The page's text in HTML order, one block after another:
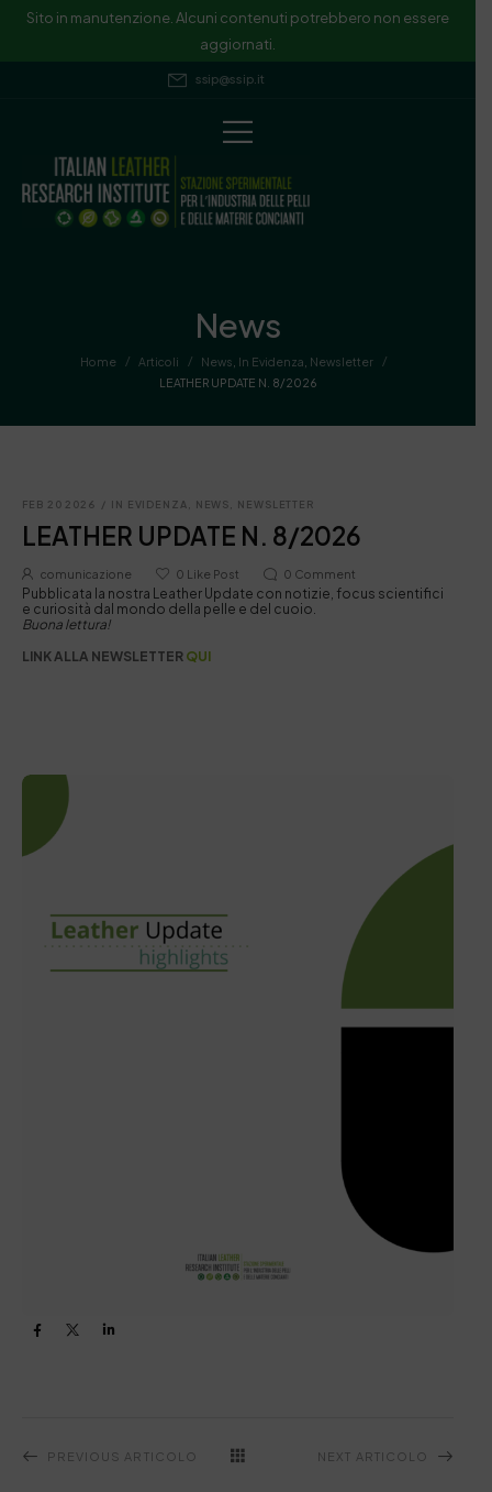
Sito in manutenzione. Alcuni contenuti potrebbero non essere
aggiornati.
ssip@ssip.it
News
Home / Articoli / News In Evidenza Newsletter
/
LEATHER UPDATE N. 8/2026
FEB 20 2026 / IN EVIDENZA, NEWS, NEWSLETTER
LEATHER UPDATE N. 8/2026
comunicazione 0 Like Post 0 Comment
Pubblicata la nostra Leather Update con notizie, focus scientifici
e curiosità dal mondo della pelle e del cuoio.
Buona lettura!
LINK ALLA NEWSLETTER QUI
PREVIOUS ARTICOLO NEXT ARTICOLO